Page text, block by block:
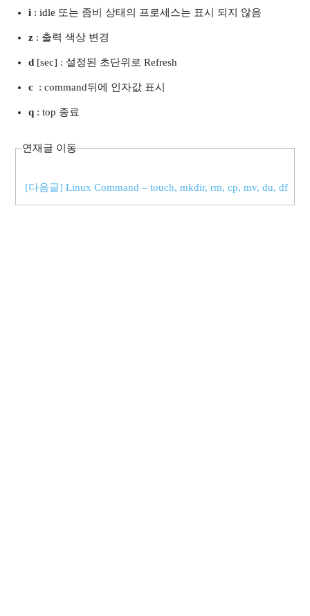
i : idle 또는 좀비 상태의 프로세스는 표시 되지 않음
z : 출력 색상 변경
d [sec] : 설정된 초단위로 Refresh
c : command뒤에 인자값 표시
q : top 종료
연재글 이동
[다음글] Linux Command – touch, mkdir, rm, cp, mv, du, df